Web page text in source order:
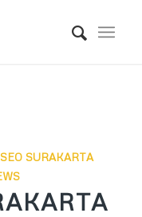
SURAKARTA